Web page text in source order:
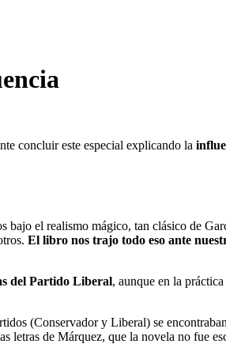
concluir este especial explicando la
el realismo mágico, tan clásico de
El libro nos trajo todo eso ante
del Partido Liberal, aunque en la
(Conservador y Liberal) se
letras de Márquez, que la novela no fue